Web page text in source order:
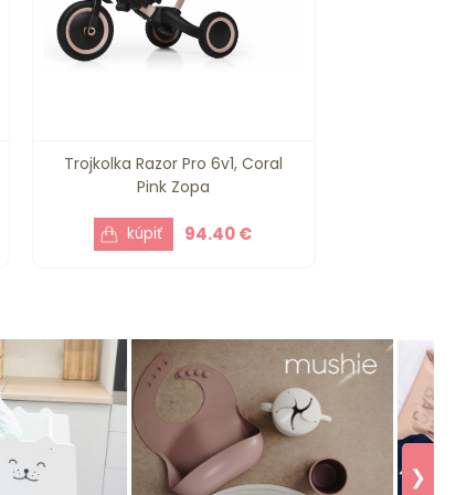
Trojkolka Razor Pro 6v1, Coral
Pink Zopa
94.40 €
❯